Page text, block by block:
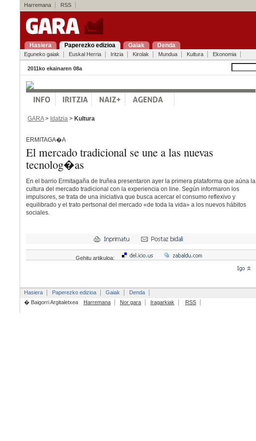
Harremana RSS
Hasiera Paperezko edizioa Gaiak Denda
Eguneko gaiak Euskal Herria Iritzia Kirolak Mundua Kultura Ekonomia
2011ko ekainaren 08a
GARA> Idatzia > Kultura
ERMITAGA�A
El mercado tradicional se une a las nuevas
tecnolog�as
En el barrio Ermitagaña de Iruñea presentaron ayer la primera plataforma que aúna la
cultura del mercado tradicional con la experiencia on line. Según informaron los
impulsores, se trata de una iniciativa que busca acercar el consumo reflexivo y
equilibrado y el trato pertsonal del mercado «de toda la vida» a los nuevos hábitos
sociales.
Gehitu artikuloa:
Hasiera Paperezko edizioa Gaiak
Denda
� Baigorri Argitaletxea
Harremana Nor gara Iragarkiak RSS